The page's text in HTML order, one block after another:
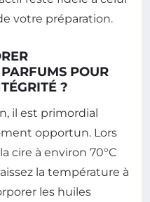
votre préparation.
POUR
?
il est primordial
opportun. Lors
cire à environ 70°C
la température à
les huiles